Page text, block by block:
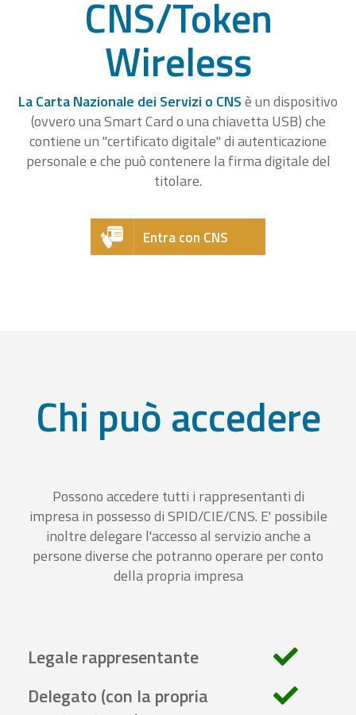
CNS/Token
Wireless
La Carta Nazionale dei Servizi o CNSè un dispositivo
(ovvero una Smart Card o una chiavetta USB) che
contiene un "certificato digitale" di autenticazione
personale e che può contenere la firma digitale del
titolare.
Entra con CNS
Chi può accedere
Possono accedere tutti i rappresentanti di
impresa in possesso di SPID/CIE/CNS. E' possibile
inoltre delegare l'accesso al servizio anche a
persone diverse che potranno operare per conto
della propria impresa
Legale rappresentante
Delegato (con la propria